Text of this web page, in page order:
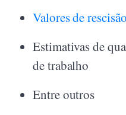
Valores de
Estimativas de
de trabalho
Entre outros